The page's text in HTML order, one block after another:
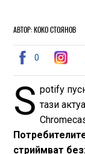
АВТОР: КОКО СТОЯНОВ
0
S potify
тази
стриймват